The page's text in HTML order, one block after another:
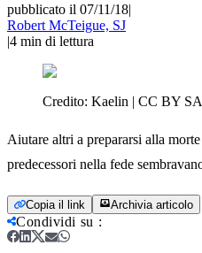
pubblicato il 07/11/18|
Robert McTeigue, SJ
|4 min di lettura
Credito: Kaelin | CC BY
Aiutare altri a prepararsi alla
predecessori nella fede
Copia il link Archivia articolo
Condividi su :